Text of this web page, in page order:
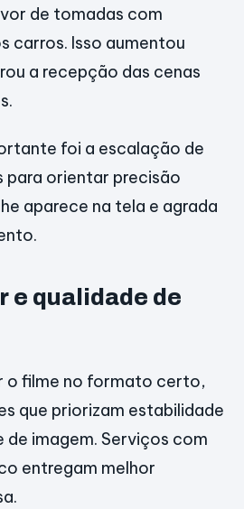
de tomadas com
carros. Isso aumentou
a recepção das cenas
foi a escalação de
orientar precisão
aparece na tela e agrada
e qualidade de
o filme no formato certo,
que priorizam estabilidade
de imagem. Serviços com
entregam melhor